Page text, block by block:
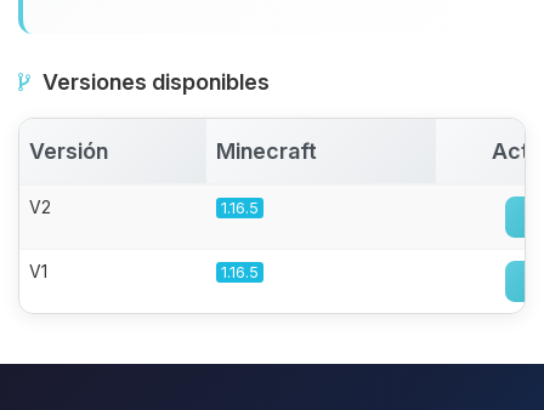
Versiones disponibles
Versión Minecraft
V2 1.16.5
V1 1.16.5